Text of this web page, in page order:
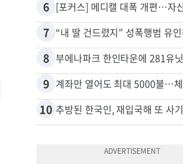
6
7
8
9
10 추방된 한국인, 재입국해 또 사기